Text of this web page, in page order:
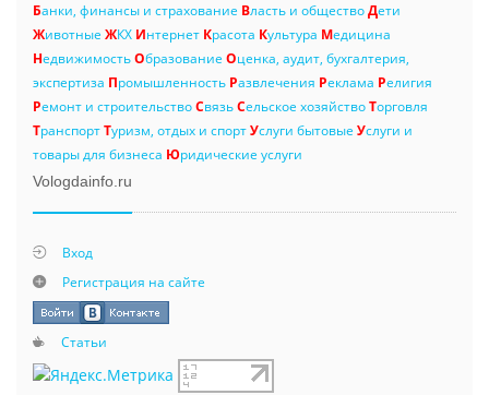
Банки, финансы и страхование Власть и обществоДети
Животные ЖКХ Интернет Красота Культура Медицина
НедвижимостьОбразование Оценка, аудит, бухгалтерия,
экспертиза Промышленность Развлечения Реклама Религия
Ремонт и строительствоСвязьСельское хозяйствоТорговля
ТранспортТуризм, отдых и спортУслуги бытовые Услуги и
товары для бизнеса Юридические услуги
Vologdainfo.ru
Вход
Регистрация на сайте
Статьи